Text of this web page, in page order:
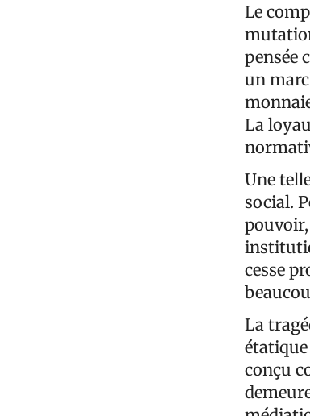
Le
pensée
un
La
Une
social.
cesse
La
conçu